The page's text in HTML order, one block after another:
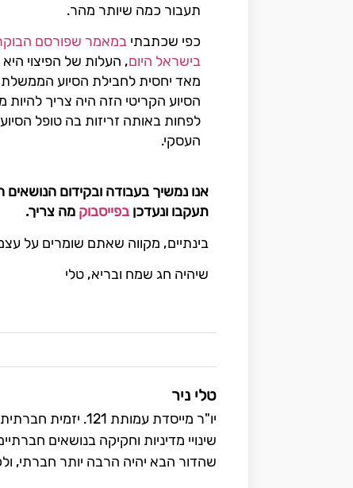
תעבור כמה שיותר מהר.
כפי שכתבתי במאמר שפורסם
בישראל היום, העלות של הפיצוי
מאד יחסית לחבילת הסיוע
הסיוע הקריטי הזה היה צריך להיות
לפחות באותה זריזות בה טופל
העסקי.
אנו נמשיך בעבודה ובקידום הנושאים
תעקבו ונעדכן בפייסבוק מה צריך.
בינתיים, מקווה שאתם שומרים על
שיהיה חג שמח ובריא, טלי
טלי ניר
יו"ר מייסדת עמותת
שינויי מדיניות וחקיקה בנושאים
שהדור הבא יהיה הרבה יותר חברתי,